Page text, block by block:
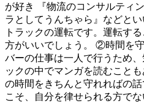
が好き 『物流のコンサルティ
ラとしてうんちゃら』などと
トラックの運転です。運転す
方がいいでしょう。 ②時間を
バーの仕事は一人で行うため
ックの中でマンガを読むこと
の時間をきちんと守れればの
こそ、自分を律せられる方で